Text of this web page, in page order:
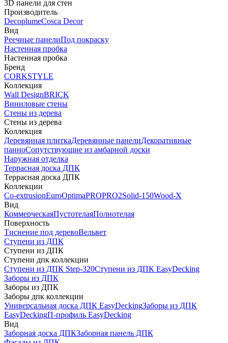
3D панели для стен
Производитель
DecoplumeCosca Decor
Вид
Реечные панелиПод покраску
Настенная пробка
Настенная пробка
Бренд
CORKSTYLE
Коллекция
Wall DesignBRICK
Виниловые стены
Стены из дерева
Стены из дерева
Коллекция
Деревянная плиткаДеревянные панелиДекоративные
панноСопутствующие из амбарной доски
Наружная отделка
Террасная доска ДПК
Террасная доска ДПК
Коллекции
Co-extrusionEuroOptimaPROPRO2Solid-150Wood-X
Вид
КоммерческаяПустотелаяПолнотелая
Поверхность
Тиснение под деревоВельвет
Ступени из ДПК
Ступени из ДПК
Ступени дпк коллекции
Ступени из ДПК Step-320Ступени из ДПК EasyDecking
Заборы из ДПК
Заборы из ДПК
Заборы дпк коллекции
Универсальная доска ДПК EasyDeckingЗаборы из ДПК
EasyDeckingП-профиль EasyDecking
Вид
Заборная доска ДПКЗаборная панель ДПК